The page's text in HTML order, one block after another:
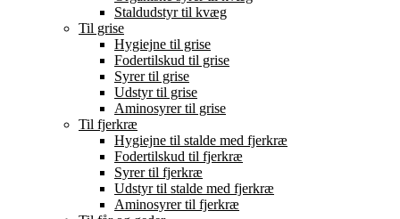
Staldudstyr til kvæg
Til grise
Hygiejne til grise
Fodertilskud til grise
Syrer til grise
Udstyr til grise
Aminosyrer til grise
Til fjerkræ
Hygiejne til stalde med fjerkræ
Fodertilskud til fjerkræ
Syrer til fjerkræ
Udstyr til stalde med fjerkræ
Aminosyrer til fjerkræ